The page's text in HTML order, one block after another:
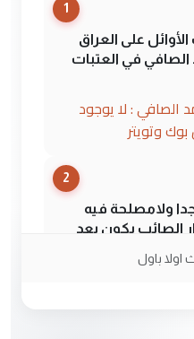
1
على العراق
في العتبات
الصافي : لا يوجود
وتويتر
2
ولامصلحة فيه
الصائب يكون بعد
اولا باول